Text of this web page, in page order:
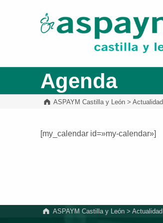
Agenda
ASPAYM Castilla y León >Actualidad
[my_calendar id=»my-calendar»]
ASPAYM Castilla y León> Actualidad